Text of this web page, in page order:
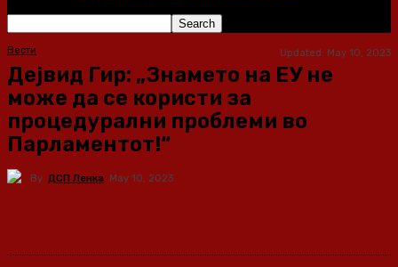
Вести Updated: May 10, 2023
Дејвид Гир: „Знамето на ЕУ не
може да се користи за
процедурални проблеми во
Парламентот!“
By ДСП Ленка May 10, 2023